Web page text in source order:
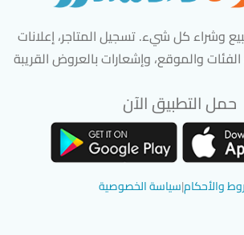
وشراء كل شيء. تسجيل المتاجر، إعلانات
والموقع، وإشعارات بالعروض القريبة
حمل التطبيق الآن
والأحكام|سياسة الخصوصية